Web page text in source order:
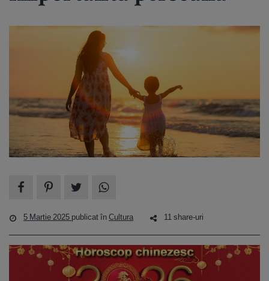
5 Martie 2025 publicat înCultura 11 share-uri